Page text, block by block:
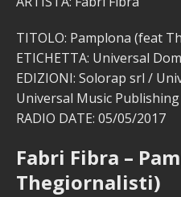
TITOLO: Pamplona (feat
ETICHETTA: Universal
EDIZIONI: Solorap srl /
Universal Music
RADIO DATE: 05/05/2017
Fabri Fibra –
Thegiornalisti)